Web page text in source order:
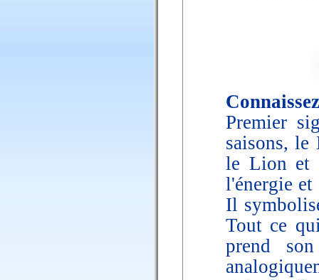
Premier
saisons, le
le Lion et
l'énergie et
Il
Tout ce
prend